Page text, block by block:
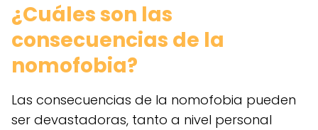
¿Cuáles son las
consecuencias de la
nomofobia?
Las consecuencias de la nomofobia pueden
ser devastadoras, tanto a nivel personal